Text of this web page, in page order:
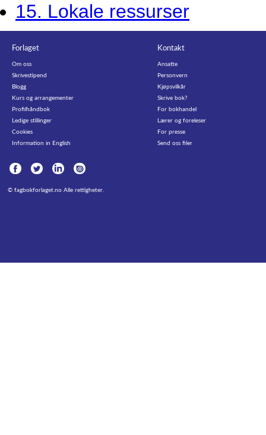
15. Lokale ressurser
Forlaget
Om oss
Skrivestipend
Blogg
Kurs og arrangementer
Profilhåndbok
Ledige stillinger
Cookies
Information in English
Kontakt
Ansatte
Personvern
Kjøpsvilkår
Skrive bok?
For bokhandel
Lærer og foreleser
For presse
Send oss filer
© fagbokforlaget.no Alle rettigheter.